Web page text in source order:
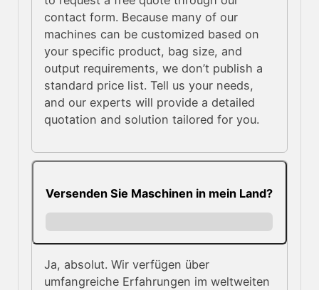
contact form. Because many of our
machines can be customized based on
your specific product, bag size, and
output requirements, we don’t publish a
standard price list. Tell us your needs,
and our experts will provide a detailed
quotation and solution tailored for you.
Versenden Sie Maschinen in mein Land?
Ja, absolut. Wir verfügen über
umfangreiche Erfahrungen im weltweiten